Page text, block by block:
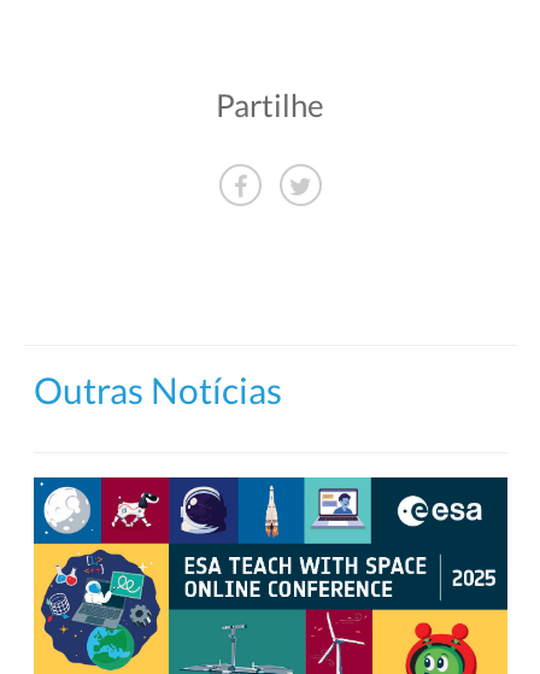
Partilhe
Outras Notícias